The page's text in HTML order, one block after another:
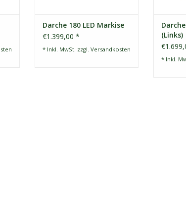
Darche 180 LED Markise
€1.399,00 *
* Inkl. MwSt. zzgl. Versandkosten
(Links)
* Inkl.